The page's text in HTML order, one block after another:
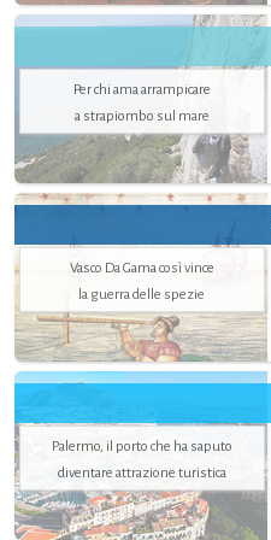
Per chi ama arrampicare
a strapiombo sul mare
Vasco Da Gama così vince
la guerra delle spezie
Palermo, il porto che ha saputo
diventare attrazione turistica